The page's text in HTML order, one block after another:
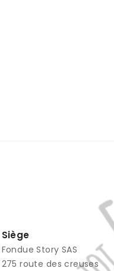
Siège
Fondue Story SAS
​275 route des creuses